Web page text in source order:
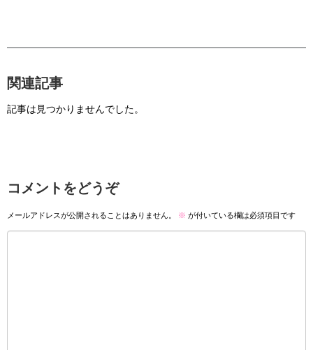
関連記事
記事は見つかりませんでした。
コメントをどうぞ
メールアドレスが公開されることはありません。 ※ が付いている欄は必須項目です